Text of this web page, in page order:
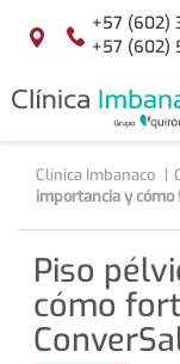
Saltar al contenido
Localización
+57 (602)
+57 (602)
Clínica Imbanaco
importancia y
Piso
cómo